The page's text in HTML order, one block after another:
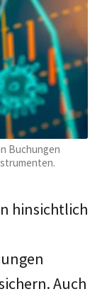
Buchungen
hinsichtlich
Auch